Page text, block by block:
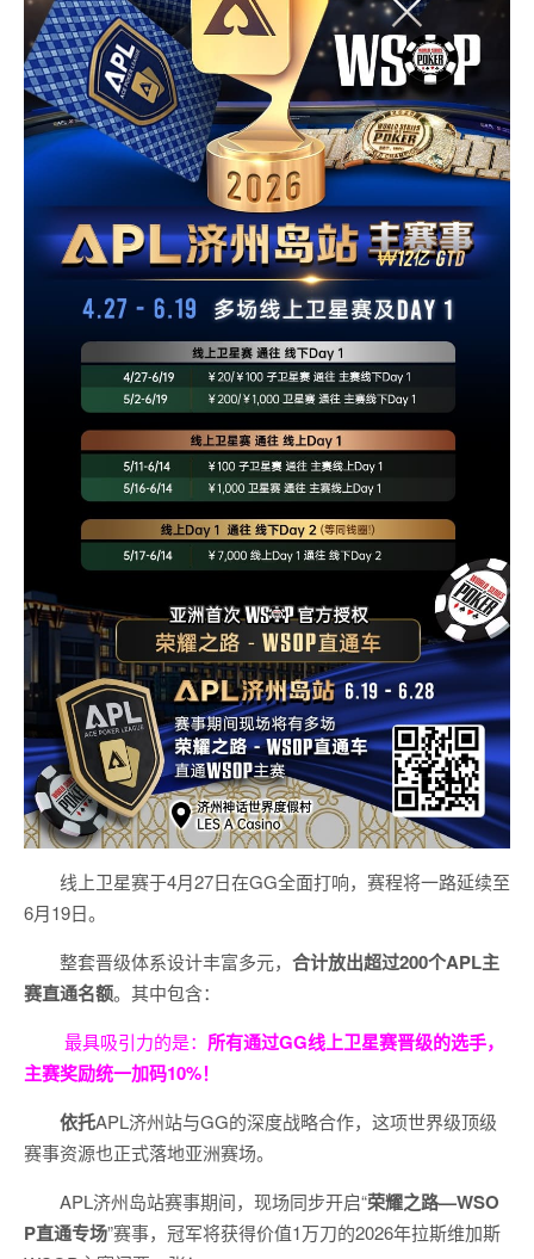
线上卫星赛于4月27日在GG全面打响，赛程将一路延续至
6月19日。
整套晋级体系设计丰富多元， 合计放出超过200个APL主
赛直通名额。其中包含：
最具吸引力的是： 所有通过GG线上卫星赛晋级的选手，
主赛奖励统一加码10%！
依托APL济州站与GG的深度战略合作，这项世界级顶级
赛事资源也正式落地亚洲赛场。
APL济州岛站赛事期间，现场同步开启“荣耀之路—WSO
P直通专场”赛事，冠军将获得价值1万刀的2026年拉斯维加斯